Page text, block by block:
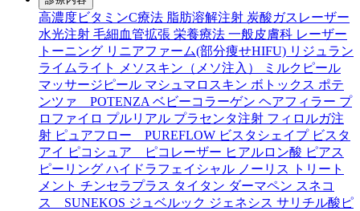
高濃度ビタミンC療法 脂肪溶解注射 炭酸ガスレーザー
水光注射 毛細血管拡張 栄養療法 一般皮膚科 レーザー
トーニング リニアファーム(部分痩せHIFU) リジュラン
ライムライト
メソスキン（メソ注入）
ミルクピール
マッサージピール マシュマロスキン ボトックス ポテ
ンツァ POTENZA ベビーコラーゲン ヘアフィラー プ
ロファイロ プルリアル プラセンタ注射 フィロルガ注
射 ピュアフロー PUREFLOW ビスタシェイプ ビスタ
アイ ピコシュア ピコレーザー ヒアルロン酸 ピアス
ピーリング ハイドラフェイシャル ノーリス
トリート
メント チンセラプラス タイタン ダーマペン スネコ
ス SUNEKOS ジュベルック ジェネシス サリチル酸ピ